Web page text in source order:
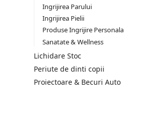
Ingrijirea Parului
Ingrijirea Pielii
Produse Ingrijire Personala
Sanatate & Wellness
Lichidare Stoc
Periute de dinti copii
Proiectoare & Becuri Auto